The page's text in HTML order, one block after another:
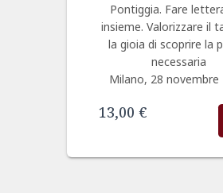
Pontiggia. Fare
insieme. Valorizzare il
la gioia di scoprire la
necessaria
Milano, 28 novembre
13,00 €